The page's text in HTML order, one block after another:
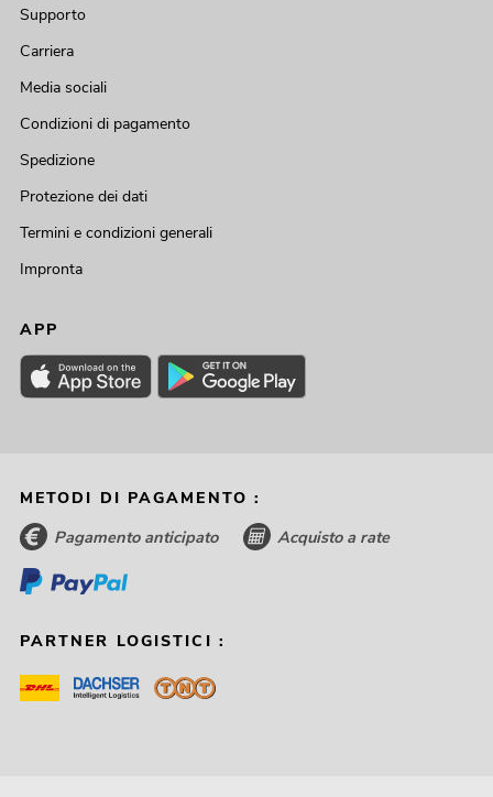
Supporto
Carriera
Media sociali
Condizioni di pagamento
Spedizione
Protezione dei dati
Termini e condizioni generali
Impronta
APP
METODI DI PAGAMENTO :
Pagamento anticipato Acquisto a rate
PARTNER LOGISTICI :